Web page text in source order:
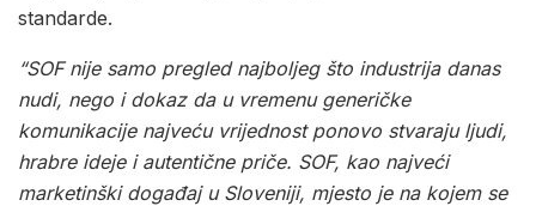
standarde.
“SOF nije samo pregled najboljeg što industrija danas
nudi, nego i dokaz da u vremenu generičke
komunikacije najveću vrijednost ponovo stvaraju ljudi,
hrabre ideje i autentične priče. SOF, kao najveći
marketinški događaj u Sloveniji, mjesto je na kojem se